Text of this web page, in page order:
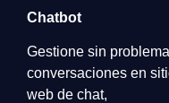
Chatbot
Gestione sin
conversaciones en
web de chat,